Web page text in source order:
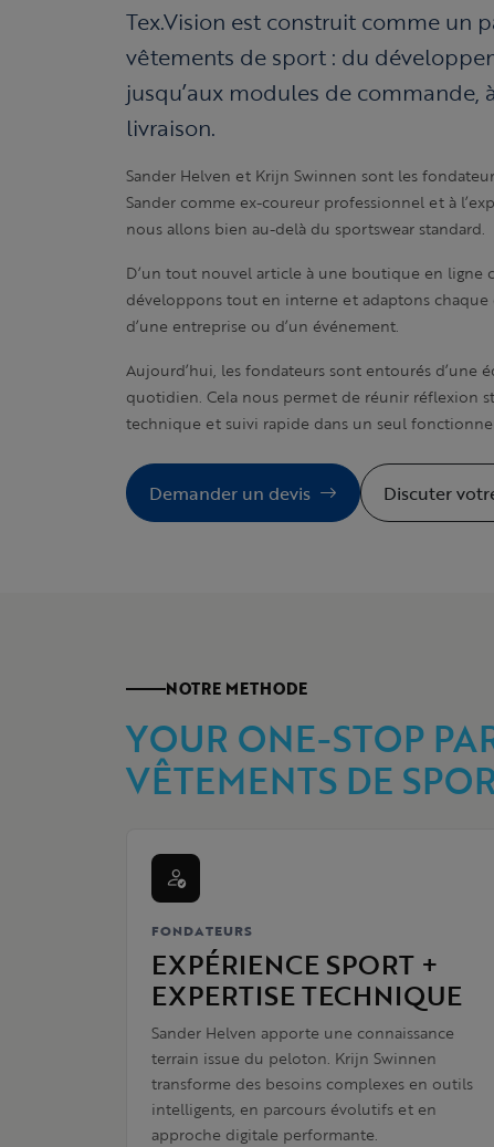
Tex.Vision est construit comme un
vêtements de sport : du
jusqu’aux modules de commande,
livraison.
Sander Helven et Krijn Swinnen sont les
Sander comme ex-coureur professionnel et à
nous allons bien au-delà du sportswear standard.
D’un tout nouvel article à une boutique en ligne
développons tout en interne et adaptons chaque
d’une entreprise ou d’un événement.
Aujourd’hui, les fondateurs sont entourés d’une
quotidien. Cela nous permet de réunir réflexion
technique et suivi rapide dans un seul
Demander un devis Discuter
NOTRE METHODE
YOUR ONE-STOP
VÊTEMENTS DE
FONDATEURS
EXPÉRIENCE SPORT +
EXPERTISE TECHNIQUE
Sander Helven apporte une connaissance
terrain issue du peloton. Krijn Swinnen
transforme des besoins complexes en outils
intelligents, en parcours évolutifs et en
approche digitale performante.